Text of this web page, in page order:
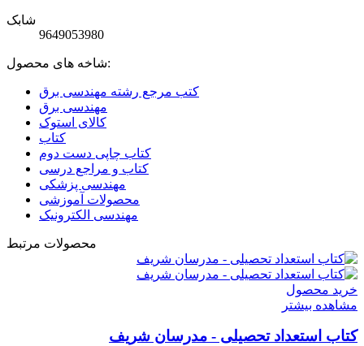
شابک
9649053980
شاخه های محصول:
کتب مرجع رشته مهندسی برق
مهندسی برق
کالای استوک
کتاب
کتاب چاپی دست دوم
کتاب و مراجع درسی
مهندسی پزشکی
محصولات آموزشی
مهندسی الکترونیک
محصولات مرتبط
خرید محصول
مشاهده بیشتر
کتاب استعداد تحصیلی - مدرسان شریف